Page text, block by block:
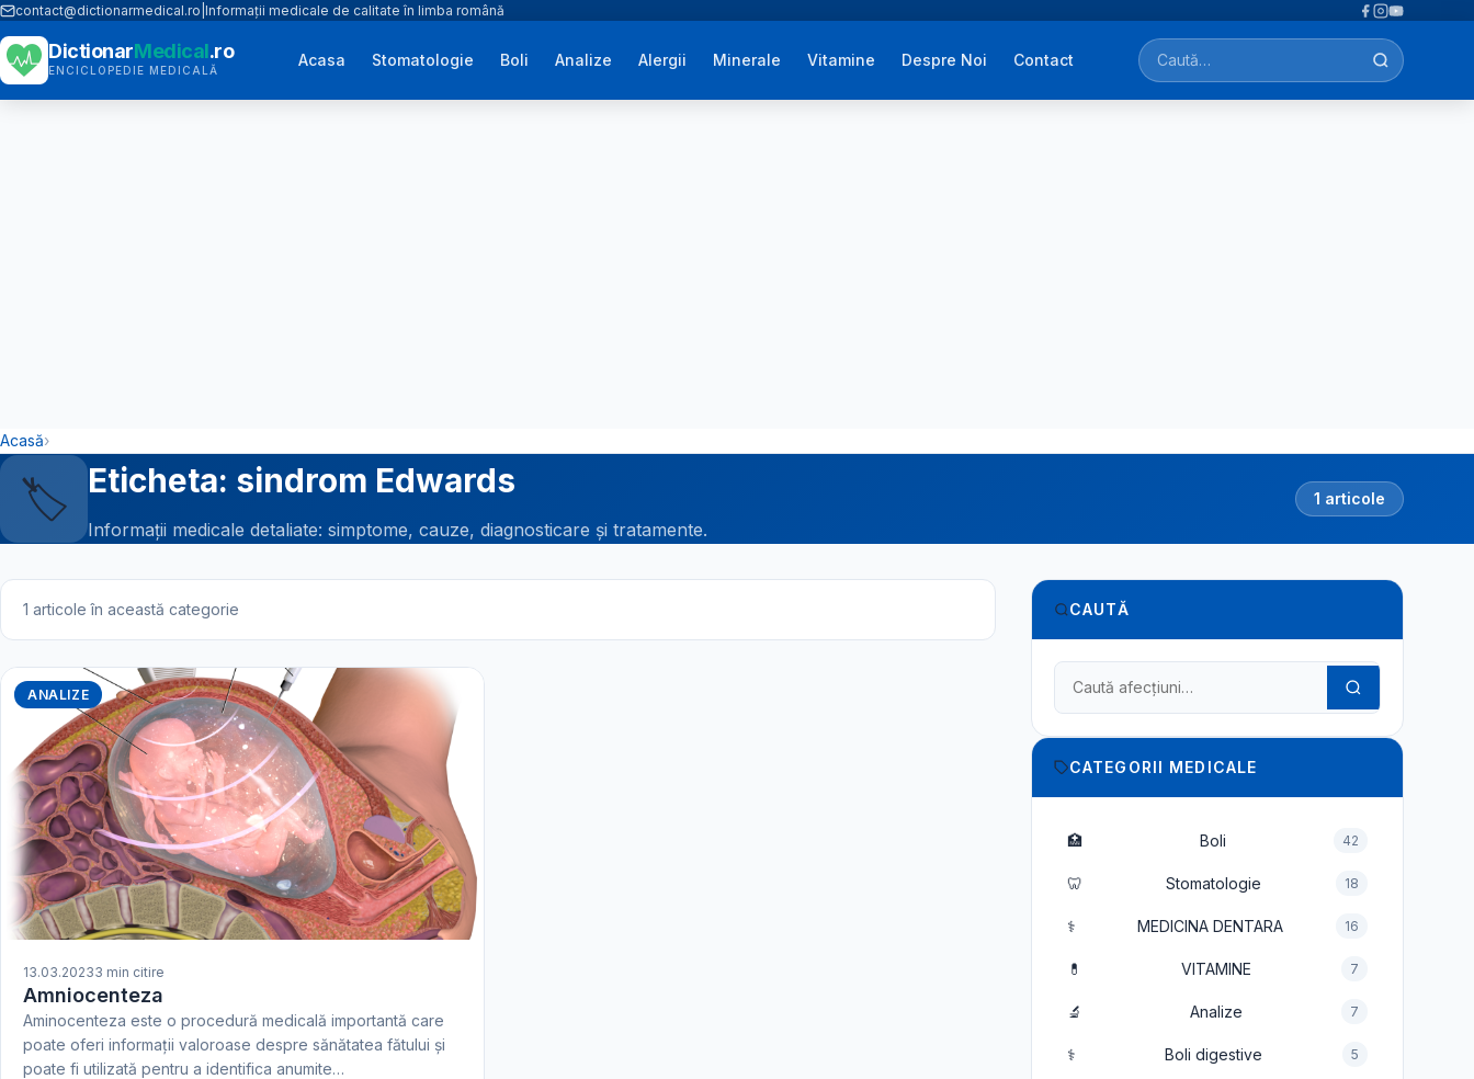
contact@dictionarmedical.ro Informații medicale de calitate în limba română
DictionarMedical.ro
ENCICLOPEDIE MEDICALĂ
Acasa Stomatologie Boli Analize Alergii Minerale Vitamine Despre Noi Contact
Caută afecțiuni, tratamente, simptome…
Acasă›
🏷️ Eticheta: sindrom Edwards
Informații medicale detaliate: simptome, cauze, diagnosticare și tratamente.
1 articole
1 articole în această categorie
ANALIZE
13.03.20233 min citire
Amniocenteza
Aminocenteza este o procedură medicală importantă care
poate oferi informații valoroase despre sănătatea fătului și
poate fi utilizată pentru a identifica anumite…
CAUTĂ
Caută în dicționarul medical
CATEGORII MEDICALE
🏥 Boli 42
🦷 Stomatologie 18
⚕️ MEDICINA DENTARA 16
💊 VITAMINE 7
🔬 Analize 7
⚕️ Boli digestive 5